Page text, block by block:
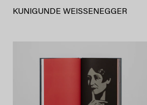
KUNIGUNDE WEISSENEGGER